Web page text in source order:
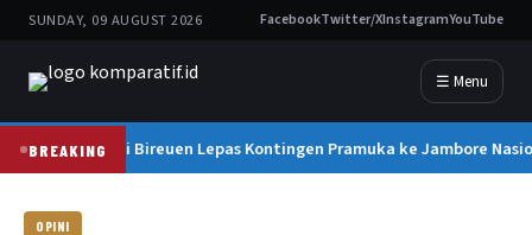
SUNDAY, 09 AUGUST 2026 FacebookTwitter/XInstagramYouTube
☰ Menu
BREAKINGBupati Bireuen Lepas Kontingen Pramuka ke Jambore
OPINI